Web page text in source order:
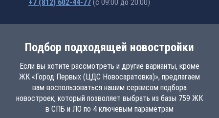
+7 (812) 602-44-77 (с 09:00 до 20:00)
Подбор подходящей новостройки
Если вы хотите рассмотреть и другие варианты, кроме
ЖК «Город Первых (ЦДС Новосаратовка)», предлагаем
вам воспользоваться нашим сервисом подбора
новостроек, который позволяет выбрать из базы 759 ЖК
в СПБ и ЛО по 4 ключевым параметрам